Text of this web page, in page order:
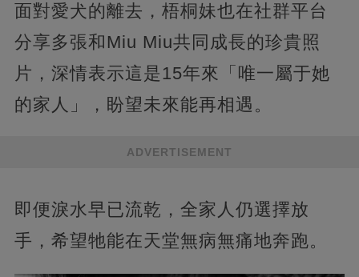
面對愛犬的離去，梧桐妹也在社群平台
分享多張和Miu Miu共同成長的珍貴照
片，深情表示這是15年來「唯一屬于她
的家人」，盼望未來能再相遇。
ADVERTISEMENT
即便淚水早已流乾，全家人仍選擇放
手，希望牠能在天堂無病無痛地奔跑。